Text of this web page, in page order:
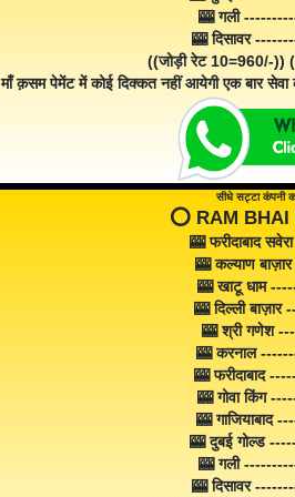
🎰 गली
🎰 दिसावर
((जोड़ी रेट 10=960/-
माँ क़सम पेमेंट में कोई दिक्कत नहीं आयेगी एक बार सेवा
सीधे सट्टा कंपनी
⭕️ RAM
🎰 फरीदाबाद
🎰 कल्याण
🎰 खाटू धाम
🎰 दिल्ली
🎰 श्री गणेश
🎰 करनाल
🎰 फरीदाबाद
🎰 गोवा किंग
🎰 गाजियाबाद
🎰 दुबई गोल्ड
🎰 गली
🎰 दिसावर